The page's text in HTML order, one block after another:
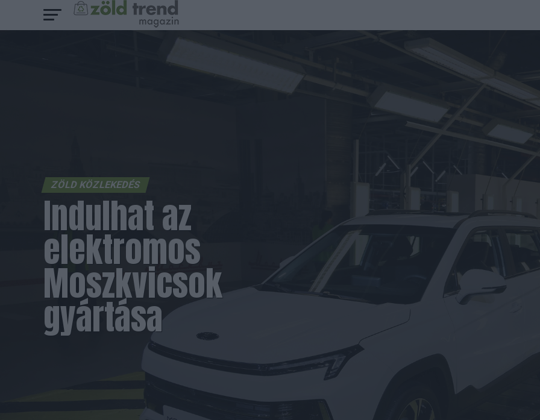
ZÖLD KÖZLEKEDÉS
Indulhat az
elektromos
Moszkvicsok
gyártása